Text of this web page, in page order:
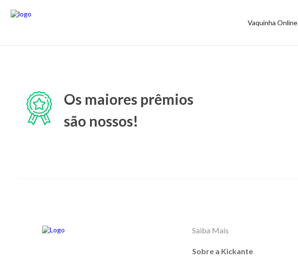
Vaquinha Online
Os maiores prêmios
são nossos!
Saiba Mais
Sobre a Kickante